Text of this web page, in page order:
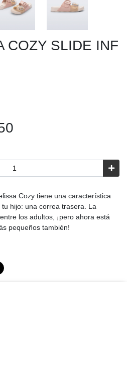
COZY SLIDE INF
Cozy tiene una característica
hijo: una correa trasera. La
los adultos, ¡pero ahora está
pequeños también!